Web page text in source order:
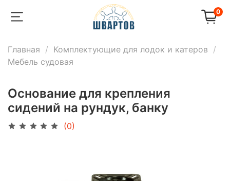
0
Главная
Комплектующие для лодок и катеров
Мебель судовая
Основание для крепления
сидений на рундук, банку
(0)